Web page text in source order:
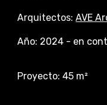
Arquitectos:AVE
Año: 2024 - en
Proyecto:45 m²